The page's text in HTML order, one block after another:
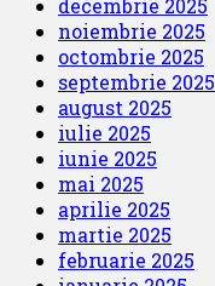
decembrie 2025
noiembrie 2025
octombrie 2025
septembrie 2025
august 2025
iulie 2025
iunie 2025
mai 2025
aprilie 2025
martie 2025
februarie 2025